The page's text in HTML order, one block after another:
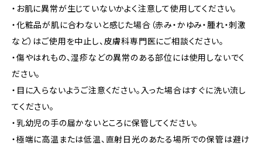
・お肌に異常が生じていないかよく注意して使用してください。
・化粧品が肌に合わないと感じた場合（赤み・かゆみ・腫れ・刺激
など）はご使用を中止し、皮膚科専門医にご相談ください。
・傷やはれもの、湿疹などの異常のある部位には使用しないでく
ださい。
・目に入らないようご注意ください。入った場合はすぐに洗い流し
てください。
・乳幼児の手の届かないところに保管してください。
・極端に高温または低温、直射日光のあたる場所での保管は避け